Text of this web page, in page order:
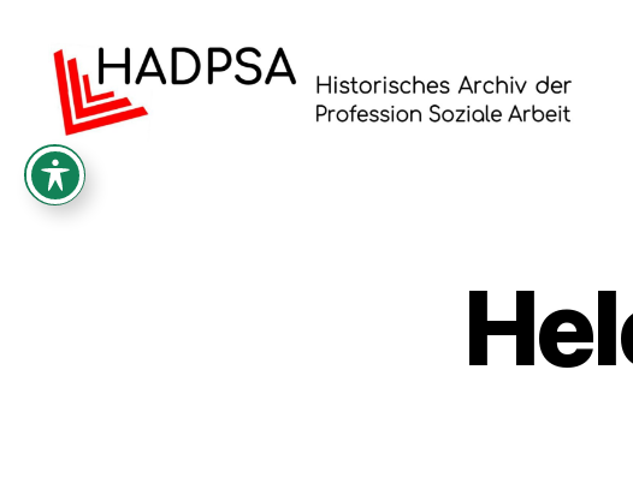
Historisches
Archiv
der